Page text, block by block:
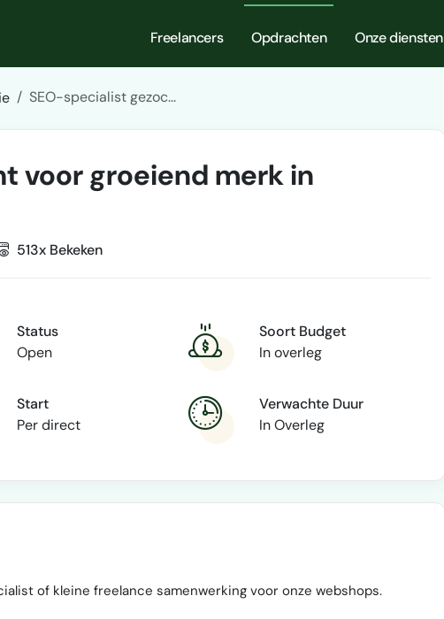
Freelancers Opdrachten Onze diensten
SEO-specialist gezoc...
voor groeiend merk in
513x Bekeken
Status
Open
Soort Budget
In overleg
Start
Per direct
Verwachte Duur
In Overleg
of kleine freelance samenwerking voor onze webshops.